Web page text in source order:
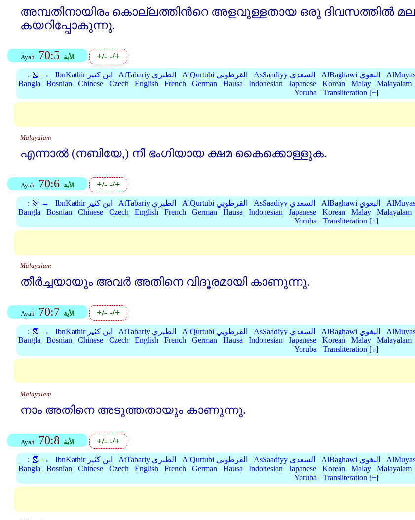
അമ്പതിനായിരം കൊല്ലത്തിന്‍റെ അളവുള്ളതായ ഒരു ദിവസത്തില്‍
കയറിപ്പോകുന്നു.
Ayah 70:5 الأية +/--/+
: 📗 → IbnKathir ابن كثير AtTabariy الطبري AlQurtubi القرطوبي AsSaadiyy السعدي AlBaghawi البغوي
Bangla
Bosnian Chinese Czech English French German Hausa Indonesian Japanese Korean Malay Malayalam
Yoruba
Transliteration [+]
Malayalam
എന്നാല്‍ (നബിയേ,) നീ ഭംഗിയായ ക്ഷമ കൈക്കൊള്ളുക.
Ayah 70:6 الأية +/--/+
: 📗 → IbnKathir ابن كثير AtTabariy الطبري AlQurtubi القرطوبي AsSaadiyy السعدي AlBaghawi البغوي
Bangla
Bosnian Chinese Czech English French German Hausa Indonesian Japanese Korean Malay Malayalam
Yoruba
Transliteration [+]
Malayalam
തീര്‍ച്ചയായും അവര്‍ അതിനെ വിദൂരമായി കാണുന്നു.
Ayah 70:7 الأية +/--/+
: 📗 → IbnKathir ابن كثير AtTabariy الطبري AlQurtubi القرطوبي AsSaadiyy السعدي AlBaghawi البغوي
Bangla
Bosnian Chinese Czech English French German Hausa Indonesian Japanese Korean Malay Malayalam
Yoruba
Transliteration [+]
Malayalam
നാം അതിനെ അടുത്തതായും കാണുന്നു.
Ayah 70:8 الأية +/--/+
: 📗 → IbnKathir ابن كثير AtTabariy الطبري AlQurtubi القرطوبي AsSaadiyy السعدي AlBaghawi البغوي
Bangla
Bosnian Chinese Czech English French German Hausa Indonesian Japanese Korean Malay Malayalam
Yoruba
Transliteration [+]